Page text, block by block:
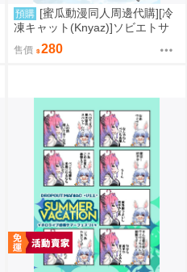
預購 [蜜瓜動漫同人周邊代購][冷
凍キャット(Knyaz)]ソビエトサ
マースプラッシュ!(艦隊收藏)(同
人誌)
售價 280